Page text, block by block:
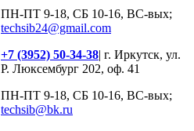
ПН-ПТ 9-18, СБ 10-16, ВС-вых;
techsib24@gmail.com
+7 (3952) 50-34-38| г. Иркутск, ул.
Р. Люксембург 202, оф. 41
ПН-ПТ 9-18, СБ 10-16, ВС-вых;
techsib@bk.ru